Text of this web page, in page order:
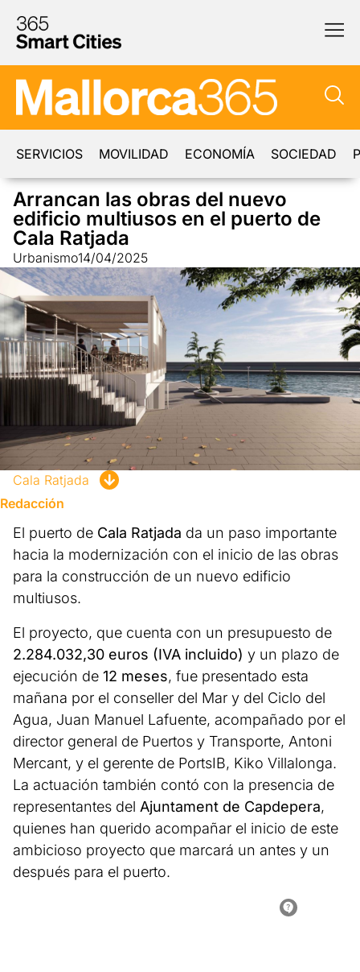
SERVICIOS MOVILIDAD ECONOMÍA SOCIEDAD
Arrancan las obras del nuevo
edificio multiusos en el puerto de
Cala Ratjada
Urbanismo14/04/2025
Cala Ratjada
Redacción
El puerto de Cala Ratjada da un paso importante
hacia la modernización con el inicio de las obras
para la construcción de un nuevo edificio
multiusos.
El proyecto, que cuenta con un presupuesto de
2.284.032,30 euros (IVA incluido) y un plazo de
ejecución de 12 meses, fue presentado esta
mañana por el conseller del Mar y del Ciclo del
Agua, Juan Manuel Lafuente, acompañado por el
director general de Puertos y Transporte, Antoni
Mercant, y el gerente de PortsIB, Kiko Villalonga.
La actuación también contó con la presencia de
representantes del Ajuntament de Capdepera,
quienes han querido acompañar el inicio de este
ambicioso proyecto que marcará un antes y un
después para el puerto.